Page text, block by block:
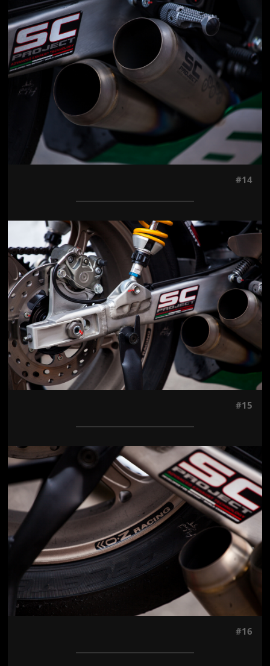
Jön még kép!
#14
Jön még kép!
#15
Jön még kép!
#16